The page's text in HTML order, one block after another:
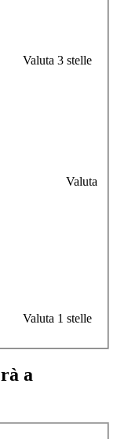
Valuta 3 stelle
Valuta
Valuta 1 stelle
a